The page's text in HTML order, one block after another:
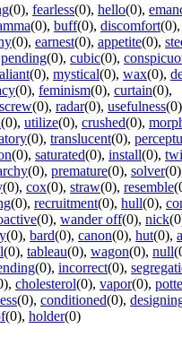
(0), fearless(0), hello(0),
(0), buff(0), discomfort(0),
(0), earnest(0), appetite(0),
pending(0), cubic(0),
(0), mystical(0), wax(0),
(0), feminism(0), curtain(0),
screw(0), radar(0), usefulness(0)
(0), utilize(0), crushed(0),
(0), translucent(0),
(0), saturated(0), install(0),
(0), premature(0), solver(0)
(0), cox(0), straw(0), resemble
(0), recruitment(0), hull(0),
(0), wander off(0), nick
(0), bard(0), canon(0), hut(0),
(0), tableau(0), wagon(0), null
(0), incorrect(0),
, cholesterol(0), vapor(0),
(0), conditioned(0),
(0), holder(0)